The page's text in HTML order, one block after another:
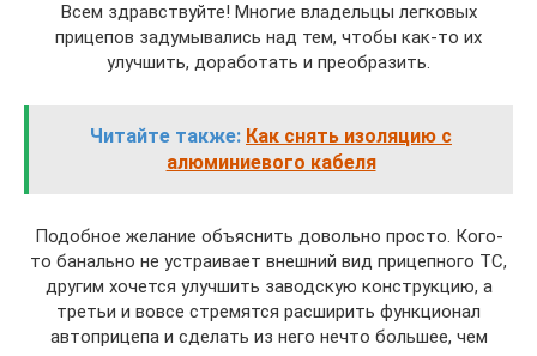
Всем здравствуйте! Многие владельцы легковых
прицепов задумывались над тем, чтобы как-то их
улучшить, доработать и преобразить.
Читайте также: Как снять изоляцию с
алюминиевого кабеля
Подобное желание объяснить довольно просто. Кого-
то банально не устраивает внешний вид прицепного ТС,
другим хочется улучшить заводскую конструкцию, а
третьи и вовсе стремятся расширить функционал
автоприцепа и сделать из него нечто большее, чем